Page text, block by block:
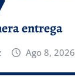
entrega
Ago 8, 2026